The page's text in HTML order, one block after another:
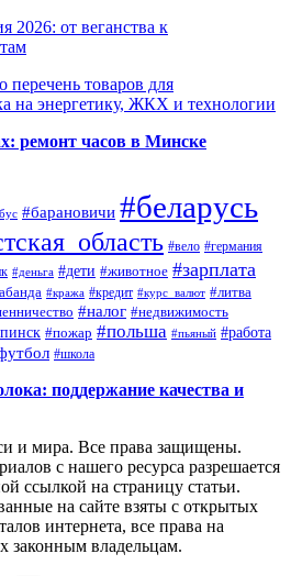
2026: от веганства к
товаров для
на энергетику, ЖКХ и технологии
ремонт часов в Минске
#барановичи #беларусь
#вело #германия
#деньга #дети #животное #зарплата
#кража #кредит #курс_валют #литва
#налог #недвижимость
#пожар #польша #пьяный #работа
#школа
поддержание качества и
и мира. Все права защищены.
с нашего ресурса разрешается
ссылкой на страницу статьи.
на сайте взяты с открытых
интернета, все права на
законным владельцам.